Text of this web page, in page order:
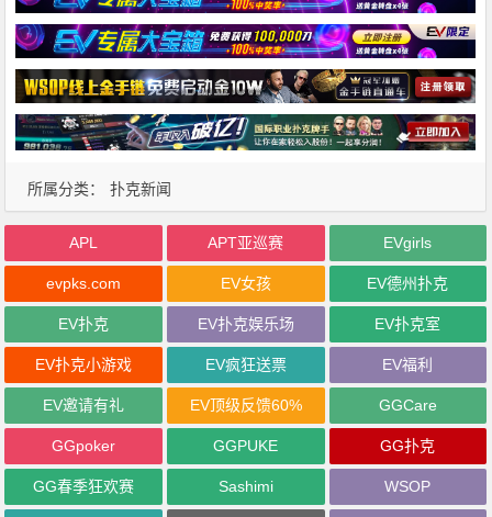
所属分类： 扑克新闻
APL APT亚巡赛 EVgirls
evpks.com EV女孩 EV德州扑克
EV扑克 EV扑克娱乐场 EV扑克室
EV扑克小游戏 EV疯狂送票 EV福利
EV邀请有礼 EV顶级反馈60% GGCare
GGpoker GGPUKE GG扑克
GG春季狂欢赛 Sashimi WSOP